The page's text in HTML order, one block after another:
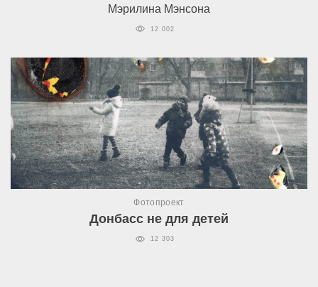
Мэрилина Мэнсона
12 002
Фотопроект
Донбасс не для детей
12 303